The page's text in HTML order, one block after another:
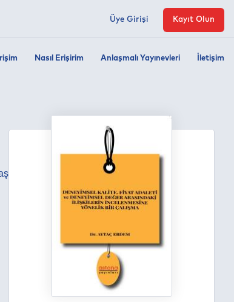
Nasıl Erişirim Anlaşmalı Yayınevleri İletişim
Üye Girişi Kayıt Olun